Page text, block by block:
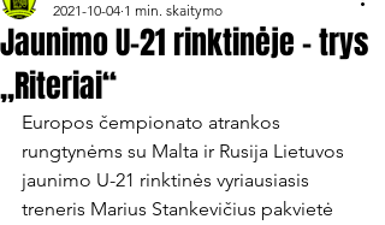
Jaunimo U-21 rinktinėje – trys
„Riteriai“
2021-10-04 1 min. skaitymo
Europos čempionato atrankos
rungtynėms su Malta ir Rusija Lietuvos
jaunimo U-21 rinktinės vyriausiasis
treneris Marius Stankevičius pakvietė